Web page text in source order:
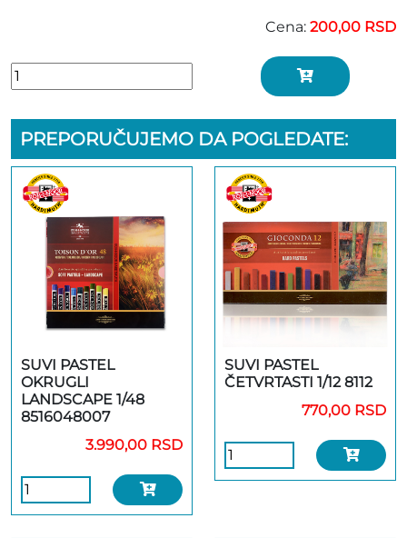
Cena: 200,00 RSD
PREPORUČUJEMO DA POGLEDATE:
SUVI PASTEL
OKRUGLI
LANDSCAPE 1/48
8516048007
3.990,00 RSD
SUVI PASTEL
ČETVRTASTI 1/12 8112
770,00 RSD